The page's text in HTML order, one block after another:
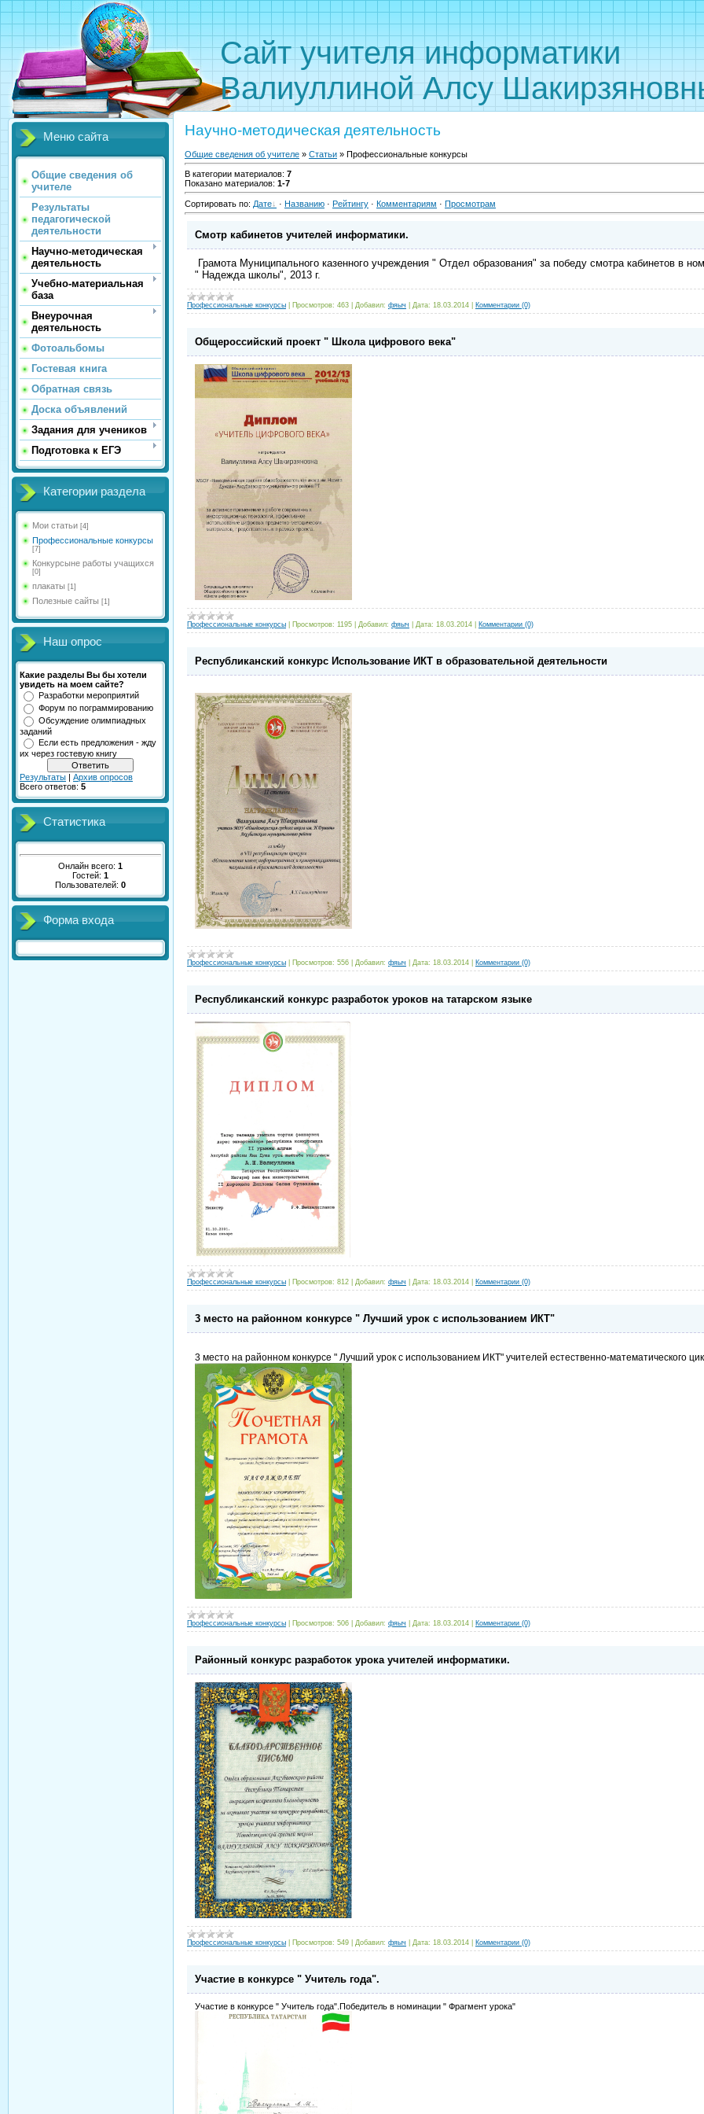
Сайт учителя
Валиуллиной Алсу
Меню сайта
Общие сведения об
учителе
Результаты
педагогической
деятельности
Научно-методическая
деятельность
Учебно-материальная
база
Внеурочная
деятельность
Фотоальбомы
Гостевая книга
Обратная связь
Доска объявлений
Задания для учеников
Подготовка к ЕГЭ
Категории раздела
Мои статьи [4]
Профессиональные конкурсы
[7]
Конкурсыне работы учащихся
[0]
плакаты [1]
Полезные сайты [1]
Наш опрос
Какие разделы Вы бы хотели
увидеть на моем сайте?
Разработки мероприятий
Форум по пограммированию
Обсуждение олимпиадных
заданий
Если есть предложения - жду
их через гостевую книгу
Результаты | Архив опросов
Всего ответов: 5
Статистика
Онлайн всего: 1
Гостей: 1
Пользователей: 0
Форма входа
Научно-методическая деятельность
Общие сведения об учителе » Статьи » Профессиональные конкурсы
В категории материалов: 7
Показано материалов: 1-7
Сортировать по: Дате · Названию · Рейтингу · Комментариям · Просмотрам
Cмотр кабинетов учителей информатики.
Грамота Муниципального казенного учреждения " Отдел образования" за победу смотра кабинетов в
" Надежда школы", 2013 г.
Профессиональные конкурсы Просмотров: 463 Добавил: фяыч Дата: 18.03.2014 Комментарии (0)
Общероссийский проект " Школа цифрового века"
Профессиональные конкурсы Просмотров: 1195 Добавил: фяыч Дата: 18.03.2014 Комментарии (0)
Республиканский конкурс Использование ИКТ в образовательной деятельности
Профессиональные конкурсы Просмотров: 556 Добавил: фяыч Дата: 18.03.2014 Комментарии (0)
Республиканский конкурс разработок уроков на татарском языке
Профессиональные конкурсы Просмотров: 812 Добавил: фяыч Дата: 18.03.2014 Комментарии (0)
3 место на районном конкурсе " Лучший урок с использованием ИКТ"
3 место на районном конкурсе " Лучший урок с использованием ИКТ" учителей естественно-математического
Профессиональные конкурсы Просмотров: 506 Добавил: фяыч Дата: 18.03.2014 Комментарии (0)
Районный конкурс разработок урока учителей информатики.
Профессиональные конкурсы Просмотров: 549 Добавил: фяыч Дата: 18.03.2014 Комментарии (0)
Участие в конкурсе " Учитель года".
Участие в конкурсе " Учитель года". Победитель в номинации " Фрагмент урока"